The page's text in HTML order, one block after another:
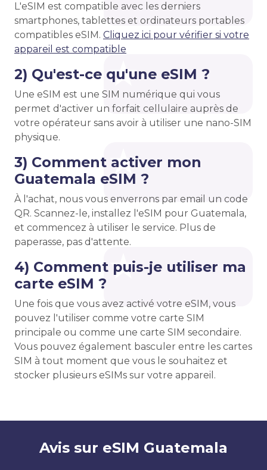
L'eSIM est compatible avec les derniers
smartphones, tablettes et ordinateurs portables
compatibles eSIM. Cliquez ici pour vérifier si votre
appareil est compatible
2) Qu'est-ce qu'une eSIM ?
Une eSIM est une SIM numérique qui vous
permet d'activer un forfait cellulaire auprès de
votre opérateur sans avoir à utiliser une nano-SIM
physique.
3) Comment activer mon
Guatemala eSIM ?
À l'achat, nous vous enverrons par email un code
QR. Scannez-le, installez l'eSIM pour Guatemala,
et commencez à utiliser le service. Plus de
paperasse, pas d'attente.
4) Comment puis-je utiliser ma
carte eSIM ?
Une fois que vous avez activé votre eSIM, vous
pouvez l'utiliser comme votre carte SIM
principale ou comme une carte SIM secondaire.
Vous pouvez également basculer entre les cartes
SIM à tout moment que vous le souhaitez et
stocker plusieurs eSIMs sur votre appareil.
Avis sur eSIM Guatemala